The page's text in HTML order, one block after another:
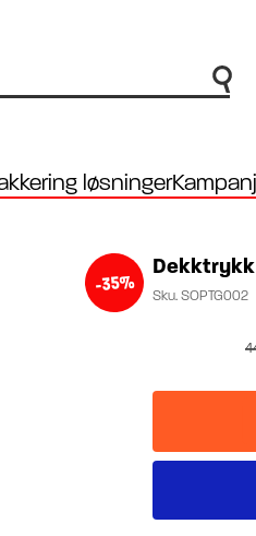
løsninger
-35%
Dekktrykk
Sku. SOPTG002